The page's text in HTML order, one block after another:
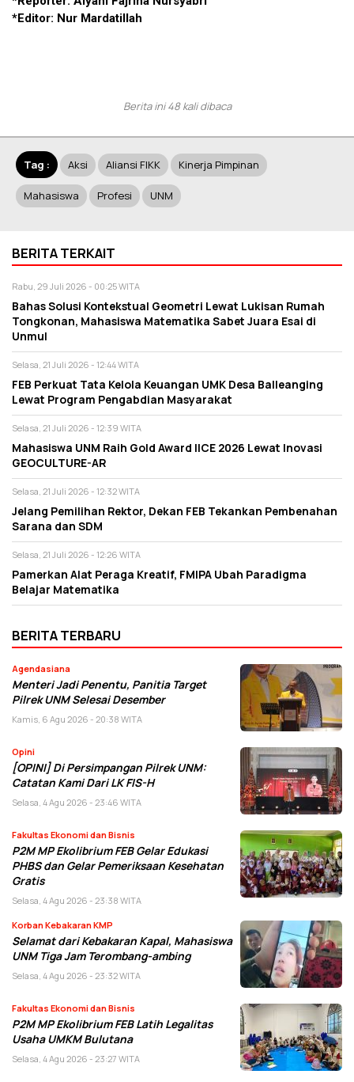
*Editor: Nur Mardatillah
Berita ini 48 kali dibaca
Tag : Aksi Aliansi FIKK Kinerja Pimpinan
Mahasiswa Profesi UNM
BERITA TERKAIT
Rabu, 29 Juli 2026 - 00:25 WITA
Bahas Solusi Kontekstual Geometri Lewat Lukisan Rumah
Tongkonan, Mahasiswa Matematika Sabet Juara Esai di
Unmul
Selasa, 21 Juli 2026 - 12:44 WITA
FEB Perkuat Tata Kelola Keuangan UMK Desa Balleanging
Lewat Program Pengabdian Masyarakat
Selasa, 21 Juli 2026 - 12:39 WITA
Mahasiswa UNM Raih Gold Award IICE 2026 Lewat Inovasi
GEOCULTURE-AR
Selasa, 21 Juli 2026 - 12:32 WITA
Jelang Pemilihan Rektor, Dekan FEB Tekankan Pembenahan
Sarana dan SDM
Selasa, 21 Juli 2026 - 12:26 WITA
Pamerkan Alat Peraga Kreatif, FMIPA Ubah Paradigma
Belajar Matematika
BERITA TERBARU
Agendasiana
Menteri Jadi Penentu, Panitia Target
Pilrek UNM Selesai Desember
Kamis, 6 Agu 2026 - 20:38 WITA
Opini
[OPINI] Di Persimpangan Pilrek UNM:
Catatan Kami Dari LK FIS-H
Selasa, 4 Agu 2026 - 23:46 WITA
Fakultas Ekonomi dan Bisnis
P2M MP Ekolibrium FEB Gelar Edukasi
PHBS dan Gelar Pemeriksaan Kesehatan
Gratis
Selasa, 4 Agu 2026 - 23:38 WITA
Korban Kebakaran KMP
Selamat dari Kebakaran Kapal, Mahasiswa
UNM Tiga Jam Terombang-ambing
Selasa, 4 Agu 2026 - 23:32 WITA
Fakultas Ekonomi dan Bisnis
P2M MP Ekolibrium FEB Latih Legalitas
Usaha UMKM Bulutana
Selasa, 4 Agu 2026 - 23:27 WITA